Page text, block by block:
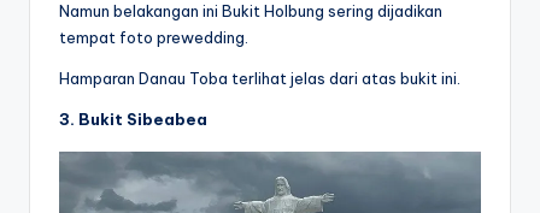
Namun belakangan ini Bukit Holbung sering dijadikan
tempat foto prewedding.
Hamparan Danau Toba terlihat jelas dari atas bukit ini.
3. Bukit Sibeabea